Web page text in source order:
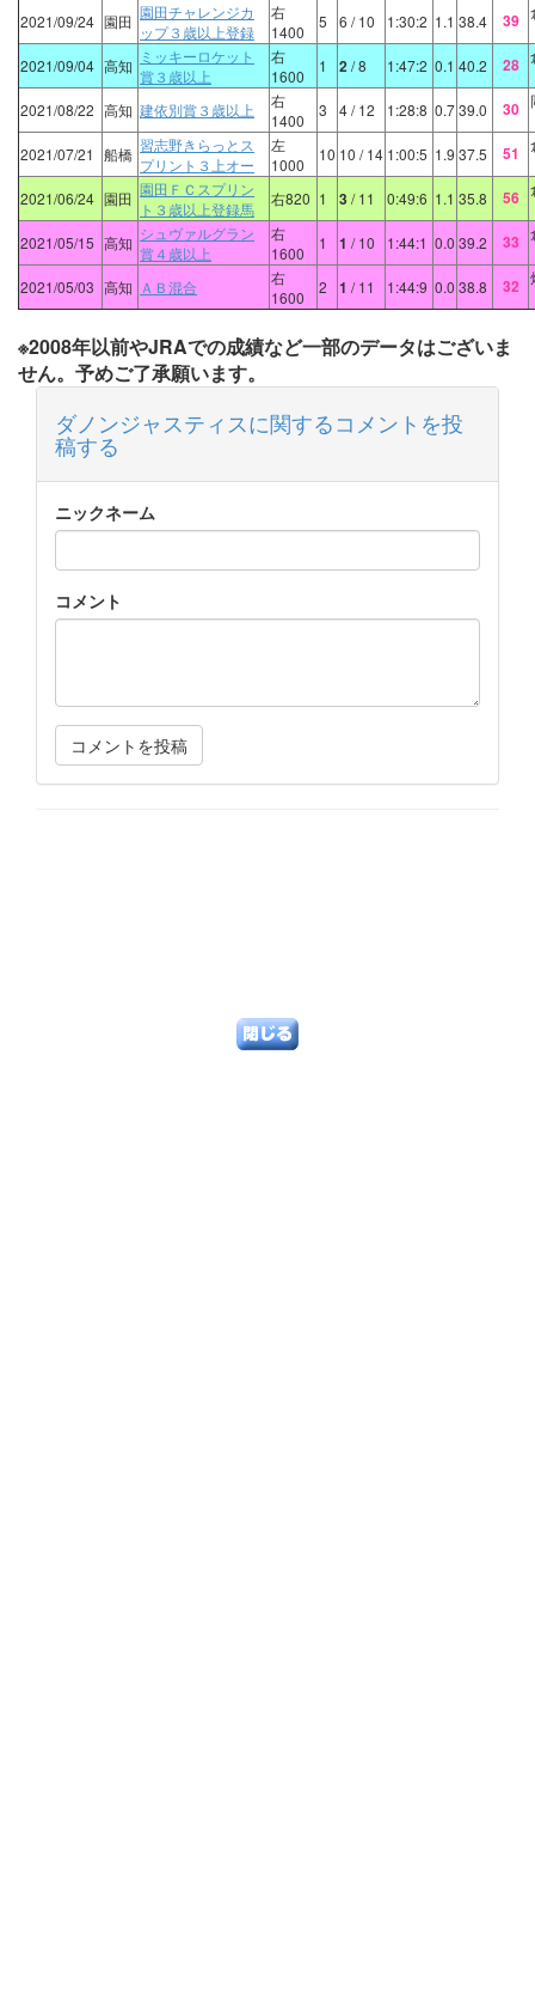
2021/09/24 園田 園田チャレンジカ
ップ３歳以上登録
右
1400
5 6 / 10 1:30:2 1.1 38.4 39
2021/09/04 高知 ミッキーロケット
賞３歳以上
右
1600
1 2/ 8 1:47:2 0.1 40.2 28
2021/08/22 高知 建依別賞３歳以上
右
1400
3 4/ 12 1:28:8 0.739.0 30
2021/07/21 船橋 習志野きらっとス
プリント３上オー
左
1000
10 10 / 14 1:00:5 1.9 37.5 51
2021/06/24 園田 園田ＦＣスプリン
ト３歳以上登録馬
右820 1 3/ 11 0:49:6 1.1 35.8 56
2021/05/15 高知 シュヴァルグラン
賞４歳以上
右
1600
1 1 / 10 1:44:1 0.0 39.2 33
2021/05/03 高知 ＡＢ混合
右
1600
2 1 / 11 1:44:9 0.0 38.8 32
※2008年以前やJRAでの成績など一部のデータはございま
せん。予めご了承願います。
ダノンジャスティスに関するコメントを投
稿する
ニックネーム
コメント